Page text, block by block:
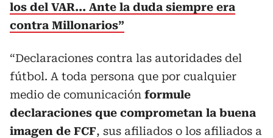
los del VAR... Ante la duda siempre era
contra Millonarios”
“Declaraciones contra las autoridades del
fútbol. A toda persona que por cualquier
medio de comunicación formule
declaraciones que comprometan la buena
imagen de FCF, sus afiliados o los afiliados a